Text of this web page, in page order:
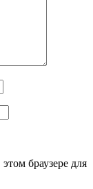
браузере для